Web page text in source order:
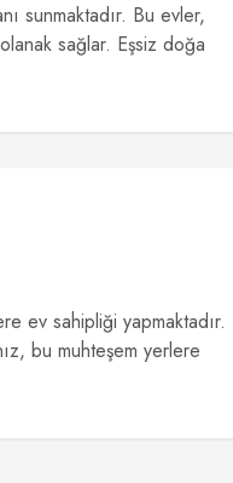
sunmaktadır. Bu evler,
sağlar. Eşsiz doğa
ev sahipliği yapmaktadır.
bu muhteşem yerlere